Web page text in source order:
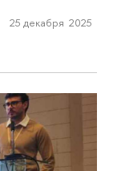
25 декабря 2025